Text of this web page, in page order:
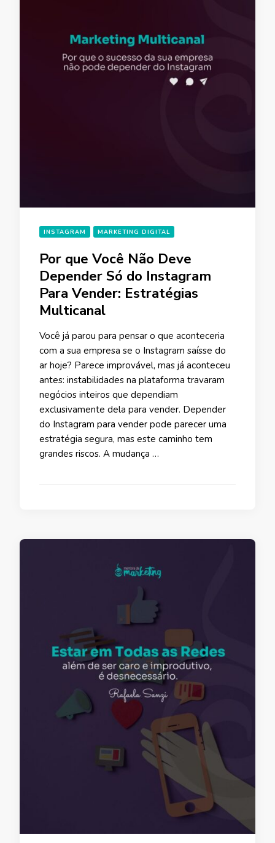
INSTAGRAM MARKETING DIGITAL
Por que Você Não Deve
Depender Só do Instagram
Para Vender: Estratégias
Multicanal
Você já parou para pensar o que aconteceria
com a sua empresa se o Instagram saísse do
ar hoje? Parece improvável, mas já aconteceu
antes: instabilidades na plataforma travaram
negócios inteiros que dependiam
exclusivamente dela para vender. Depender
do Instagram para vender pode parecer uma
estratégia segura, mas este caminho tem
grandes riscos. A mudança …